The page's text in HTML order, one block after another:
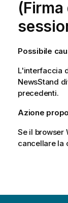
Possibile
L'interfaccia
NewsStand
precedenti.
Azione
Se il browser
cancellare la